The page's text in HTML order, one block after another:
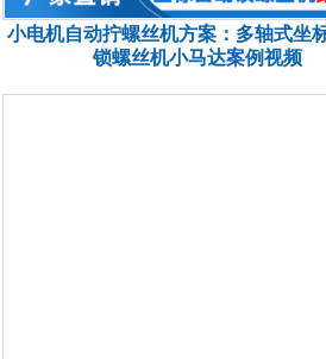
小电机自动拧螺丝机方案：多轴式坐
锁螺丝机小马达案例视频